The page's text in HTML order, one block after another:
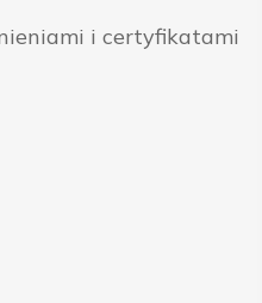
i certyfikatami